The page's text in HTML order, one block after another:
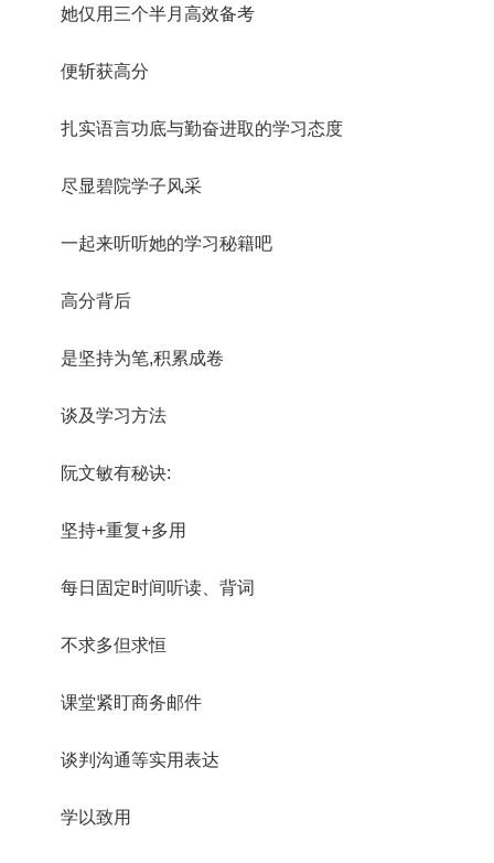
她仅用三个半月高效备考
便斩获高分
扎实语言功底与勤奋进取的学习态度
尽显碧院学子风采
一起来听听她的学习秘籍吧
高分背后
是坚持为笔,积累成卷
谈及学习方法
阮文敏有秘诀:
坚持+重复+多用
每日固定时间听读、背词
不求多但求恒
课堂紧盯商务邮件
谈判沟通等实用表达
学以致用